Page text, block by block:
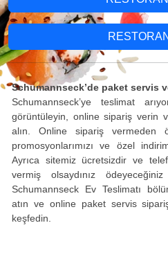
Schumannseck’de paket servis
Schumannseck’ye teslimat
görüntüleyin, online sipariş verin
alın. Online sipariş vermeden
promosyonlarımızı ve özel
Ayrıca sitemiz ücretsizdir ve
vermiş olsaydınız
Schumannseck Ev Teslimatı
atın ve online paket servis
keşfedin.